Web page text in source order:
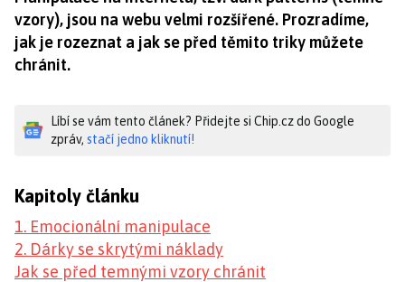
vzory), jsou na webu velmi rozšířené. Prozradíme,
jak je rozeznat a jak se před těmito triky můžete
chránit.
Líbí se vám tento článek? Přidejte si Chip.cz do Google
zpráv, stačí jedno kliknutí!
Kapitoly článku
1. Emocionální manipulace
2. Dárky se skrytými náklady
Jak se před temnými vzory chránit